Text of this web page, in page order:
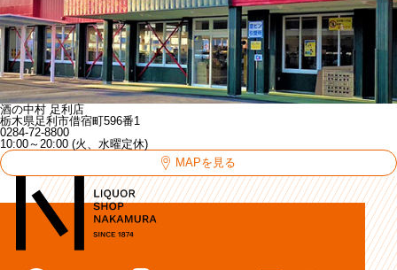
酒の中村 足利店
栃木県足利市借宿町596番1
0284-72-8800
10:00～20:00 (火、水曜定休)
MAPを見る